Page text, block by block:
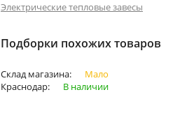
Электрические тепловые завесы
Подборки похожих товаров
Склад магазина:
Мало
Краснодар:
В наличии